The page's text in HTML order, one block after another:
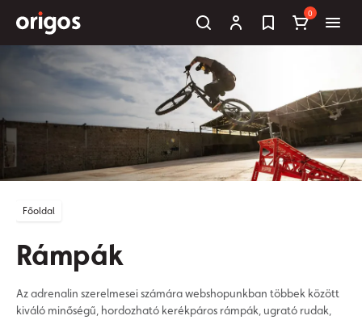
0
Főoldal
Rámpák
Az adrenalin szerelmesei számára webshopunkban többek között
kiváló minőségű, hordozható kerékpáros rámpák, ugrató rudak,